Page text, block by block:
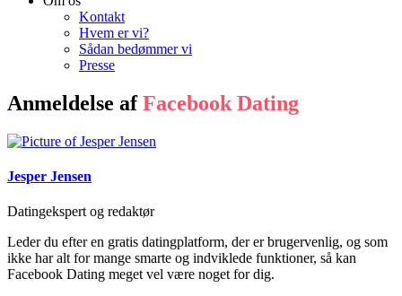
Kontakt
Hvem er vi?
Sådan bedømmer vi
Presse
Anmeldelse afFacebook Dating
Jesper Jensen
Datingekspert og redaktør
Leder du efter en gratis datingplatform, der er brugervenlig, og som
ikke har alt for mange smarte og indviklede funktioner, så kan
Facebook Dating meget vel være noget for dig.